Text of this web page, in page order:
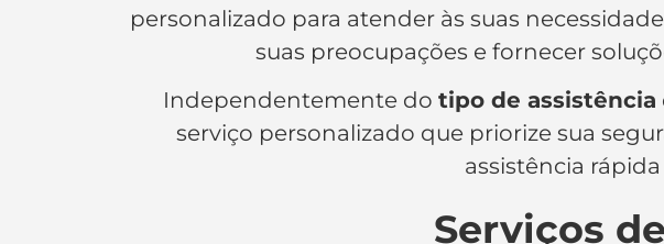
personalizado para atender às suas
suas preocupações e fornecer
Independentemente do tipo de assistência
serviço personalizado que priorize sua
assistência
Serviços